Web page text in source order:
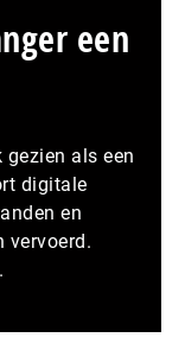
een
als een
digitale
en
vervoerd.